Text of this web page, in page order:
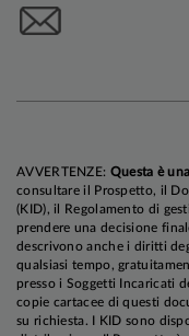
AVVERTENZE: Questa è
consultare il Prospetto, il
(KID), il Regolamento di
prendere una decisione
descrivono anche i diritti
qualsiasi tempo,
presso i Soggetti Incaricati
copie cartacee di questi
su richiesta. I KID sono